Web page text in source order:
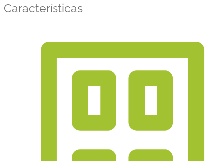
Características